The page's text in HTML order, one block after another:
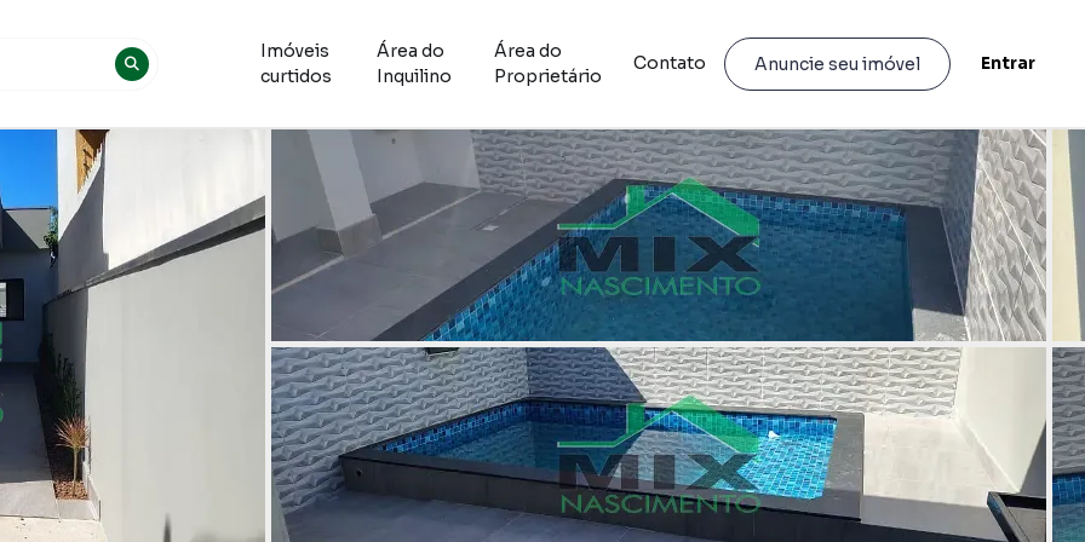
Imóveis
curtidos
Área do
Inquilino
Área do
Proprietário
Contato Anuncie seu imóvel Entrar